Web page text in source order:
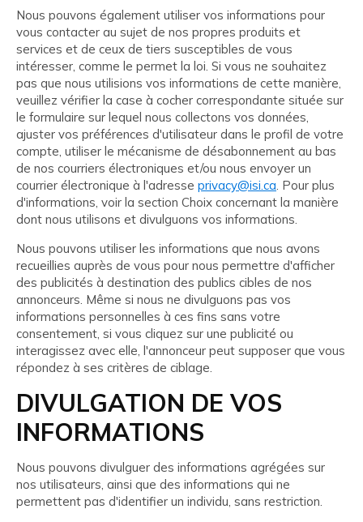
Nous pouvons également utiliser vos informations pour
vous contacter au sujet de nos propres produits et
services et de ceux de tiers susceptibles de vous
intéresser, comme le permet la loi. Si vous ne souhaitez
pas que nous utilisions vos informations de cette manière,
veuillez vérifier la case à cocher correspondante située sur
le formulaire sur lequel nous collectons vos données,
ajuster vos préférences d'utilisateur dans le profil de votre
compte, utiliser le mécanisme de désabonnement au bas
de nos courriers électroniques et/ou nous envoyer un
courrier électronique à l'adresse privacy@isi.ca. Pour plus
d'informations, voir la section Choix concernant la manière
dont nous utilisons et divulguons vos informations.
Nous pouvons utiliser les informations que nous avons
recueillies auprès de vous pour nous permettre d'afficher
des publicités à destination des publics cibles de nos
annonceurs. Même si nous ne divulguons pas vos
informations personnelles à ces fins sans votre
consentement, si vous cliquez sur une publicité ou
interagissez avec elle, l'annonceur peut supposer que vous
répondez à ses critères de ciblage.
DIVULGATION DE VOS
INFORMATIONS
Nous pouvons divulguer des informations agrégées sur
nos utilisateurs, ainsi que des informations qui ne
permettent pas d'identifier un individu, sans restriction.